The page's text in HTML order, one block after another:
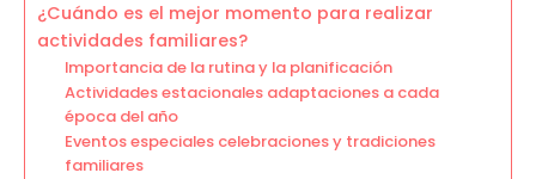
¿Cuándo es el mejor momento para realizar
actividades familiares?
Importancia de la rutina y la planificación
Actividades estacionales adaptaciones a cada
época del año
Eventos especiales celebraciones y tradiciones
familiares